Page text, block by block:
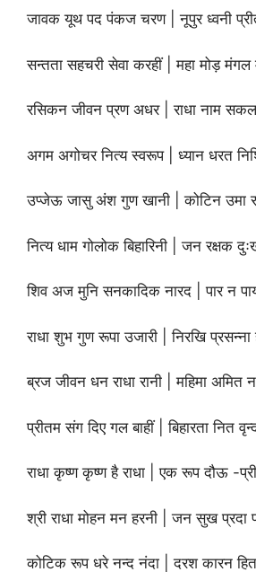
जावक यूथ पद पंकज चरण | नूपुर ध्वनी
सन्तता सहचरी सेवा करहीं | महा मोड़ मंगल
रसिकन जीवन प्रण अधर | राधा नाम सकल
अगम अगोचर नित्य स्वरूप | ध्यान धरत
उप्जेऊ जासु अंश गुण खानी | कोटिन उमा
नित्य धाम गोलोक बिहारिनी | जन रक्षक
शिव अज मुनि सनकादिक नारद | पार न
राधा शुभ गुण रूपा उजारी | निरखि प्रसन्ना
ब्रज जीवन धन राधा रानी | महिमा अमित
प्रीतम संग दिए गल बाहीं | बिहारता नित
राधा कृष्ण कृष्ण है राधा | एक रूप दौऊ -
श्री राधा मोहन मन हरनी | जन सुख प्रदा
कोटिक रूप धरे नन्द नंदा | दरश कारन